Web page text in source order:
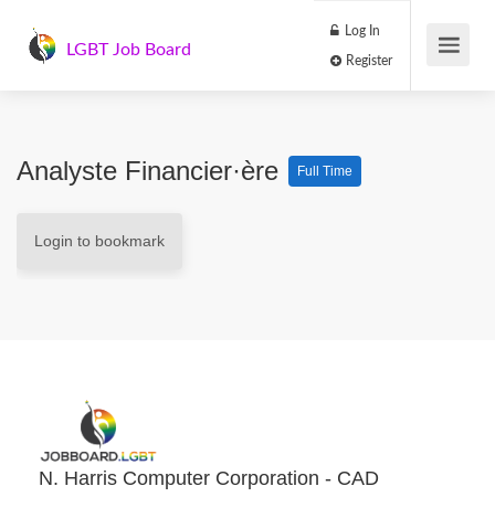
LGBT Job Board
Log In
Analyste Financier·ère Full Time
Login to bookmark
N. Harris Computer Corporation - CAD